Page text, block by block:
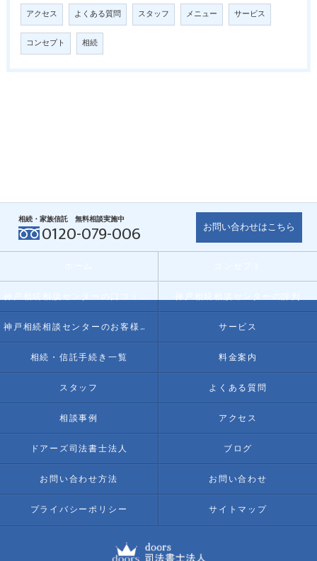
アクセス よくある質問 スタッフ メニュー サービス
コンセプト 相続
相続・家族信託 無料相談実施中
0120-079-006 お問い合わせはこちら
神戸相続相談センターの口コミ情報 神戸相続相談センターの評判
神戸相続相談センターのお客様の声 サービス
相続・信託手続き一覧 料金案内
スタッフ よくある質問
相談事例 アクセス
ドアーズ司法書士法人 ブログ
お問い合わせ方法 お問い合わせ
プライバシーポリシー サイトマップ